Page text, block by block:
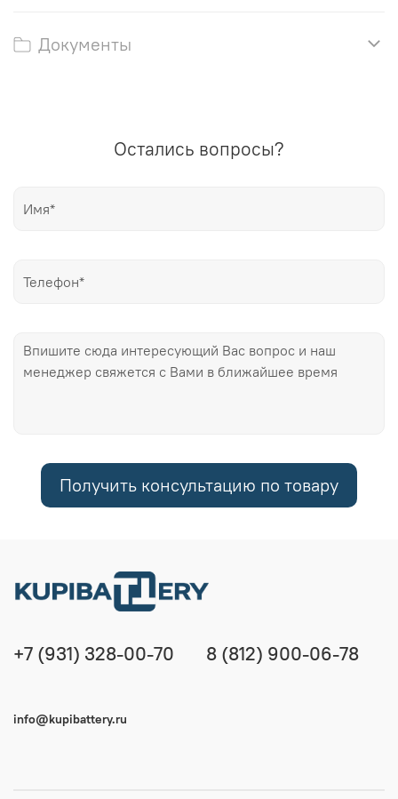
Документы
Остались вопросы?
Получить консультацию по товару
+7 (931) 328-00-70 8 (812) 900-06-78
info@kupibattery.ru